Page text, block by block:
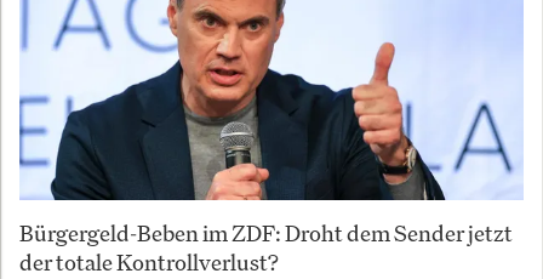
Bürgergeld-Beben im ZDF: Droht dem Sender jetzt
der totale Kontrollverlust?